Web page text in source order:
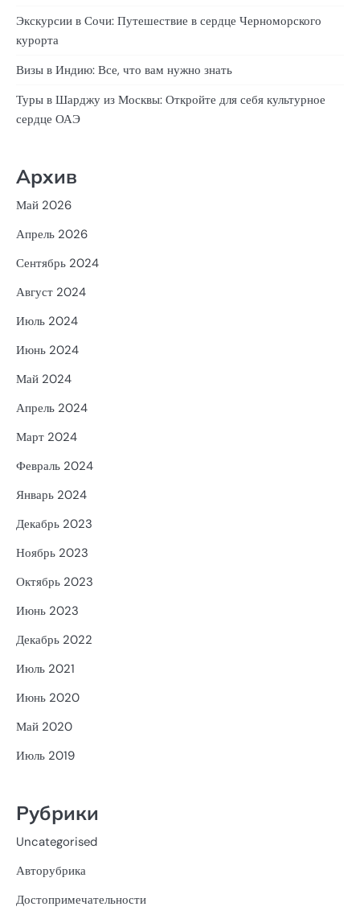
Экскурсии в Сочи: Путешествие в сердце Черноморского
курорта
Визы в Индию: Все, что вам нужно знать
Туры в Шарджу из Москвы: Откройте для себя культурное
сердце ОАЭ
Архив
Май 2026
Апрель 2026
Сентябрь 2024
Август 2024
Июль 2024
Июнь 2024
Май 2024
Апрель 2024
Март 2024
Февраль 2024
Январь 2024
Декабрь 2023
Ноябрь 2023
Октябрь 2023
Июнь 2023
Декабрь 2022
Июль 2021
Июнь 2020
Май 2020
Июль 2019
Рубрики
Uncategorised
Авторубрика
Достопримечательности